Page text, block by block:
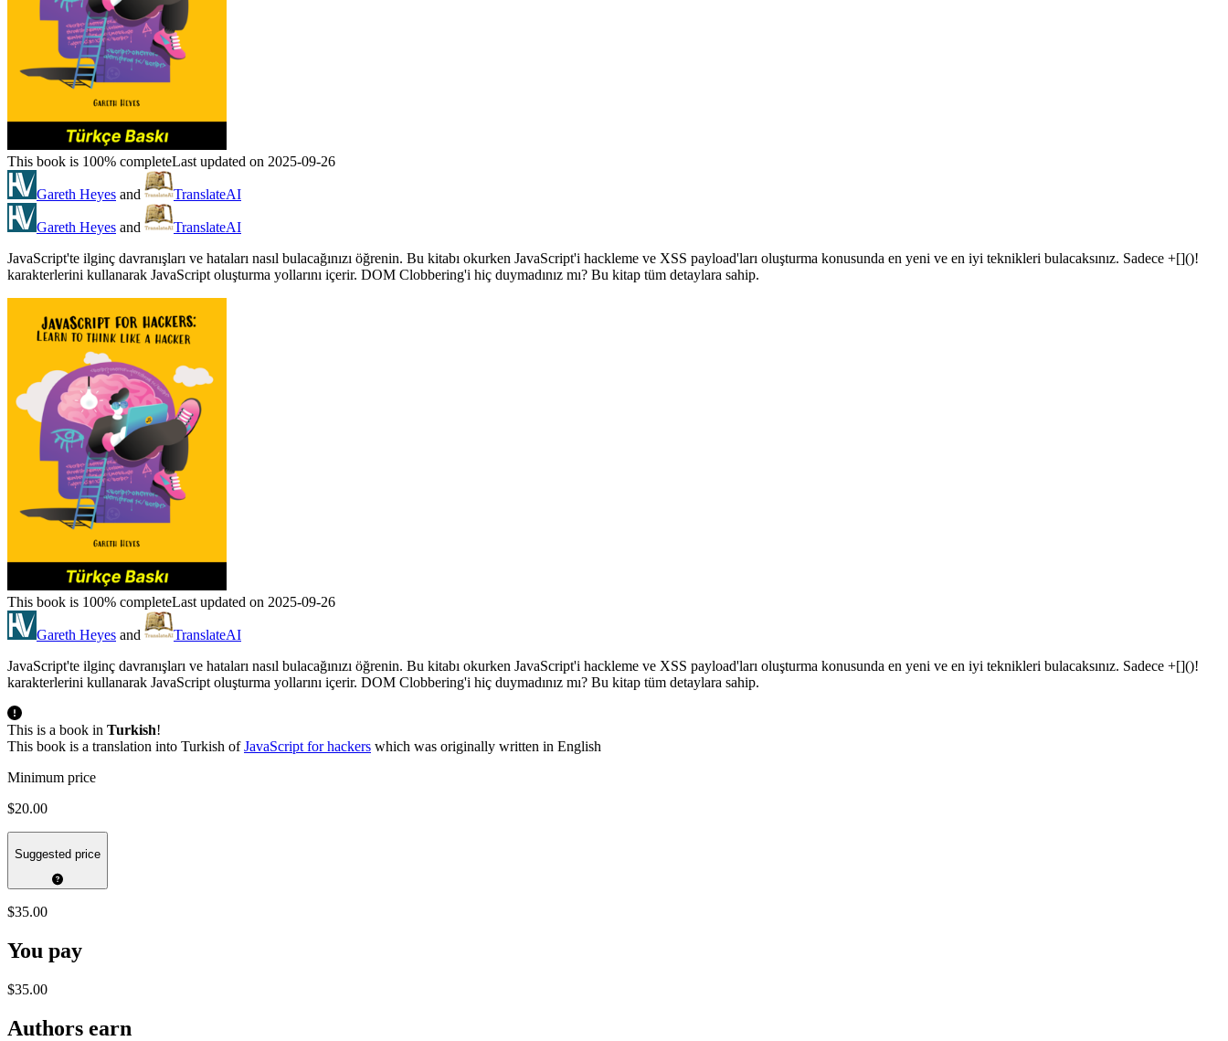
This book is 100% completeLast updated on 2025-09-26
Gareth Heyes and TranslateAI
Gareth Heyes and
TranslateAI
JavaScript'te ilginç davranışları ve hataları nasıl bulacağınızı öğrenin. Bu kitabı okurken JavaScript'i hackleme ve XSS payload'ları oluşturma konusunda en yeni ve en iyi teknikleri bulacaksınız. Sadece +[]()!
karakterlerini kullanarak JavaScript oluşturma yollarını içerir. DOM Clobbering'i hiç duymadınız mı? Bu kitap tüm detaylara sahip.
This book is 100% completeLast updated on 2025-09-26
Gareth Heyes and
TranslateAI
JavaScript'te ilginç davranışları ve hataları nasıl bulacağınızı öğrenin. Bu kitabı okurken JavaScript'i hackleme ve XSS payload'ları oluşturma konusunda en yeni ve en iyi teknikleri bulacaksınız. Sadece +[]()!
karakterlerini kullanarak JavaScript oluşturma yollarını içerir. DOM Clobbering'i hiç duymadınız mı? Bu kitap tüm detaylara sahip.
This is a book in Turkish!
This book is a translation into Turkish ofJavaScript for hackers which was originally written in English
Minimum price
$20.00
Suggested price
$35.00
You pay
$35.00
Authors earn